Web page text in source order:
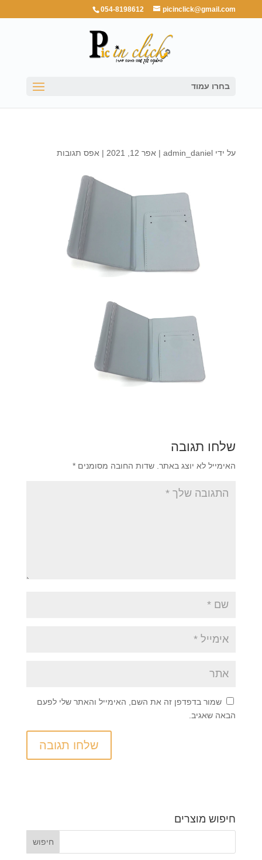
054-8198612 picinclick@gmail.com
בחרו עמוד
על ידי admin_daniel
| אפר 12, 2021 | אפס תגובות
שלחו תגובה
האימייל לא יוצג באתר. שדות החובה מסומנים *
שמור בדפדפן זה את השם, האימייל והאתר שלי לפעם
הבאה שאגיב.
חיפוש מוצרים